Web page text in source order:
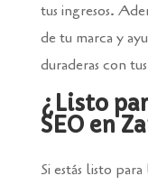
tus ingresos.
de tu marca y
duraderas con
¿Listo
SEO en
Si estás listo